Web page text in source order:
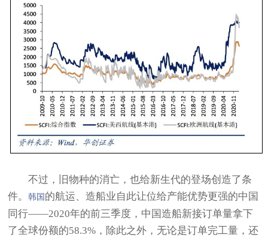
不过，旧物种的消亡，也给新生代的登场创造了条
件。韩国 的航运、造船业自此让位给产能优势更强的中国
同行——2020年的前三季度，中国造船新接订单量拿下
了全球份额的58.3%，除此之外，无论是订单完工量，还